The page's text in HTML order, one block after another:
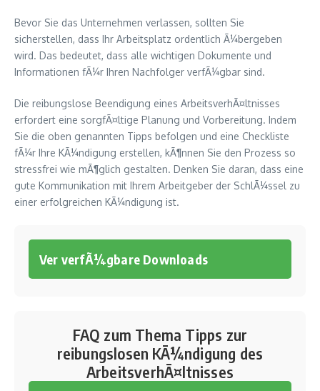
Bevor Sie das Unternehmen verlassen, sollten Sie
sicherstellen, dass Ihr Arbeitsplatz ordentlich Ã¼bergeben
wird. Das bedeutet, dass alle wichtigen Dokumente und
Informationen fÃ¼r Ihren Nachfolger verfÃ¼gbar sind.
Die reibungslose Beendigung eines ArbeitsverhÃ¤ltnisses
erfordert eine sorgfÃ¤ltige Planung und Vorbereitung. Indem
Sie die oben genannten Tipps befolgen und eine Checkliste
fÃ¼r Ihre KÃ¼ndigung erstellen, kÃ¶nnen Sie den Prozess so
stressfrei wie mÃ¶glich gestalten. Denken Sie daran, dass eine
gute Kommunikation mit Ihrem Arbeitgeber der SchlÃ¼ssel zu
einer erfolgreichen KÃ¼ndigung ist.
Ver verfÃ¼gbare Downloads
FAQ zum Thema Tipps zur
reibungslosen KÃ¼ndigung des
ArbeitsverhÃ¤ltnisses